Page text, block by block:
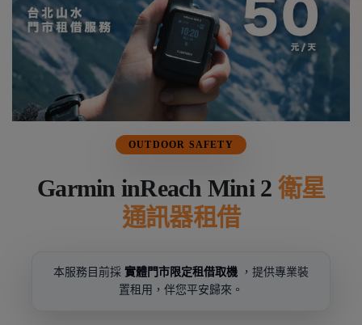
OUTDOOR SAFETY
Garmin inReach Mini 2 衛星
通訊器租借
本服務目前採 實體門市限定租借取機 ，提供專業裝
置租用，伴您平安歸來。